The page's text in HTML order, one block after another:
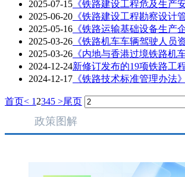
2025-07-15 《铁路建设工程危及生产
2025-06-20 《铁路建设工程勘察设计
2025-05-16 《铁路运输基础设备生产
2025-03-26 《铁路机车车辆驾驶人员
2025-03-26 《内地与香港过境铁路机
2024-12-24新修订发布的19项铁路工
2024-12-17 《铁路技术标准管理办法
首页< 12345 >尾页
政策图解